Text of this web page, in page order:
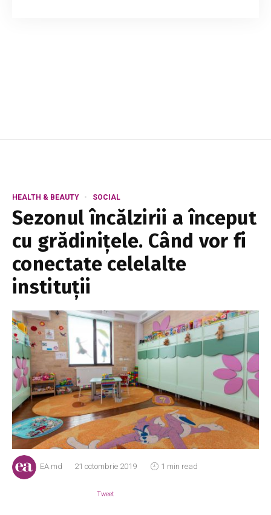
HEALTH & BEAUTY SOCIAL
Sezonul încălzirii a început
cu grădinițele. Când vor fi
conectate celelalte
instituții
EA.md 21 octombrie 2019 1 min read
Tweet